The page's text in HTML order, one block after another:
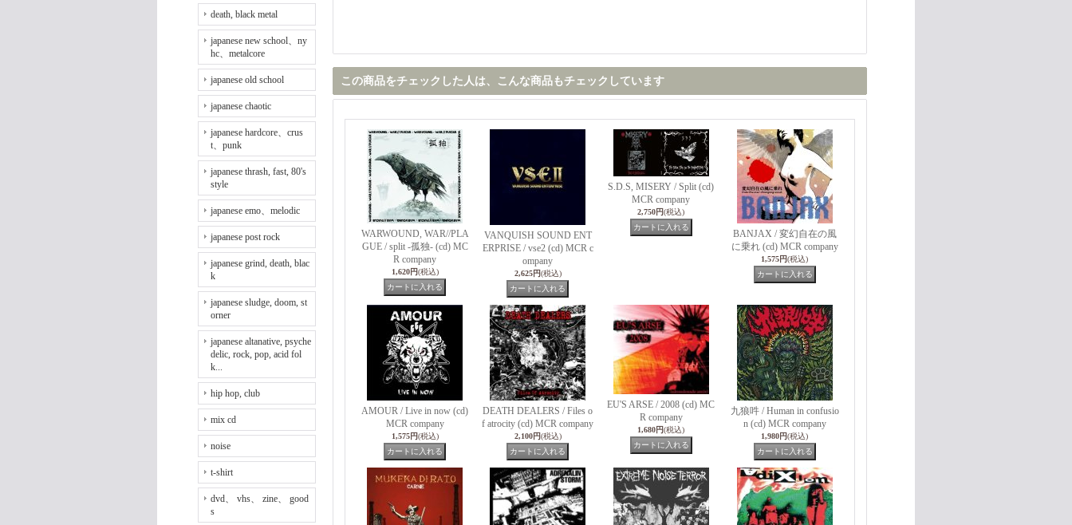
death, black metal
japanese new school、ny
hc、metalcore
japanese old school
japanese chaotic
japanese hardcore、crus
t、punk
japanese thrash, fast, 80's
style
japanese emo、melodic
japanese post rock
japanese grind, death, blac
k
japanese sludge, doom, st
orner
japanese altanative, psyche
delic, rock, pop, acid fol
k...
hip hop, club
mix cd
noise
t-shirt
dvd、 vhs、 zine、 good
s
この商品をチェックした人は、こんな商品もチェックしています
WARWOUND, WAR//PLA
GUE / split -孤独- (cd) MC
R company
1,620円(税込)
VANQUISH SOUND ENT
ERPRISE / vse2 (cd) MCR c
ompany
2,625円(税込)
S.D.S, MISERY / Split (cd)
MCR company
2,750円(税込)
BANJAX / 変幻自在の風
に乗れ (cd) MCR company
1,575円(税込)
AMOUR / Live in now (cd)
MCR company
1,575円(税込)
DEATH DEALERS / Files o
f atrocity (cd) MCR company
2,100円(税込)
EU'S ARSE / 2008 (cd) MC
R company
1,680円(税込)
九狼吽 / Human in confusio
n (cd) MCR company
1,980円(税込)